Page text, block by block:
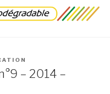
– 2014 –